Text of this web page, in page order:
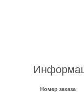
Номер заказа